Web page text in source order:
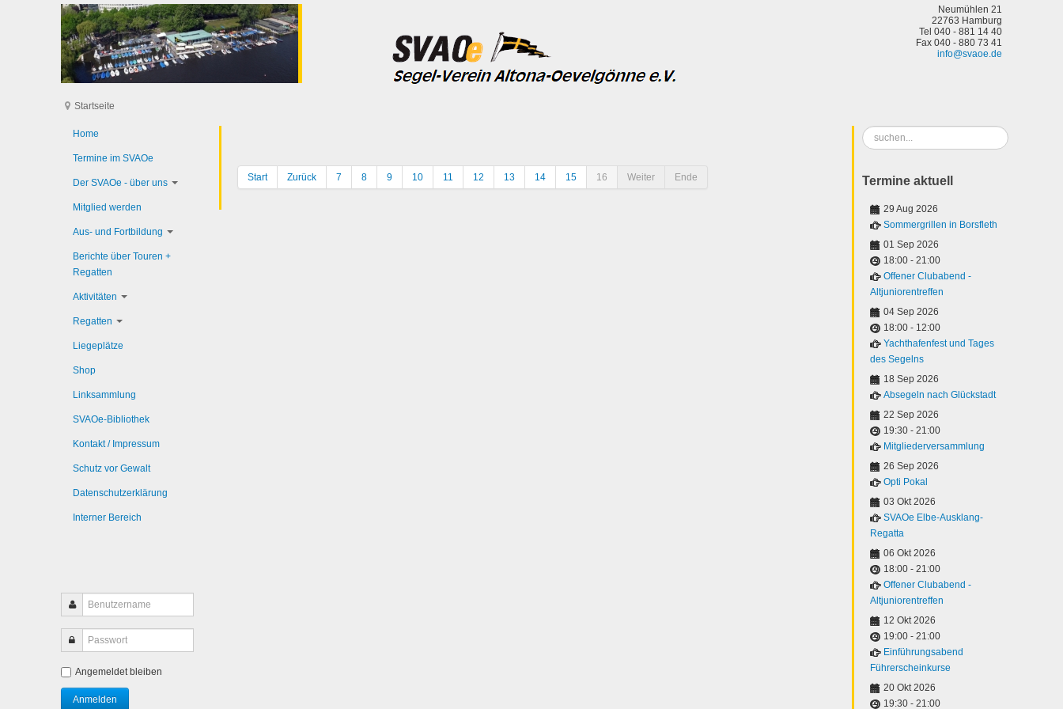
Neumühlen 21
22763 Hamburg
Tel 040 - 881 14 40
Fax 040 - 880 73 41
info@svaoe.de
Startseite
Start Zurück 7 8 9 10 11 12 13 14 15 16 Weiter Ende
Home
Termine im SVAOe
Der SVAOe - über uns
Mitglied werden
Aus- und Fortbildung
Berichte über Touren +
Regatten
Aktivitäten
Regatten
Liegeplätze
Shop
Linksammlung
SVAOe-Bibliothek
Kontakt / Impressum
Schutz vor Gewalt
Datenschutzerklärung
Interner Bereich
Angemeldet bleiben
Suchen
...
Termine aktuell
29 Aug 2026
Sommergrillen in Borsfleth
01 Sep 2026
18:00 - 21:00
Offener Clubabend -
Altjuniorentreffen
04 Sep 2026
18:00 - 12:00
Yachthafenfest und Tages
des Segelns
18 Sep 2026
Absegeln nach Glückstadt
22 Sep 2026
19:30 - 21:00
Mitgliederversammlung
26 Sep 2026
Opti Pokal
03 Okt 2026
SVAOe Elbe-Ausklang-
Regatta
06 Okt 2026
18:00 - 21:00
Offener Clubabend -
Altjuniorentreffen
12 Okt 2026
19:00 - 21:00
Einführungsabend
Führerscheinkurse
20 Okt 2026
19:30 - 21:00